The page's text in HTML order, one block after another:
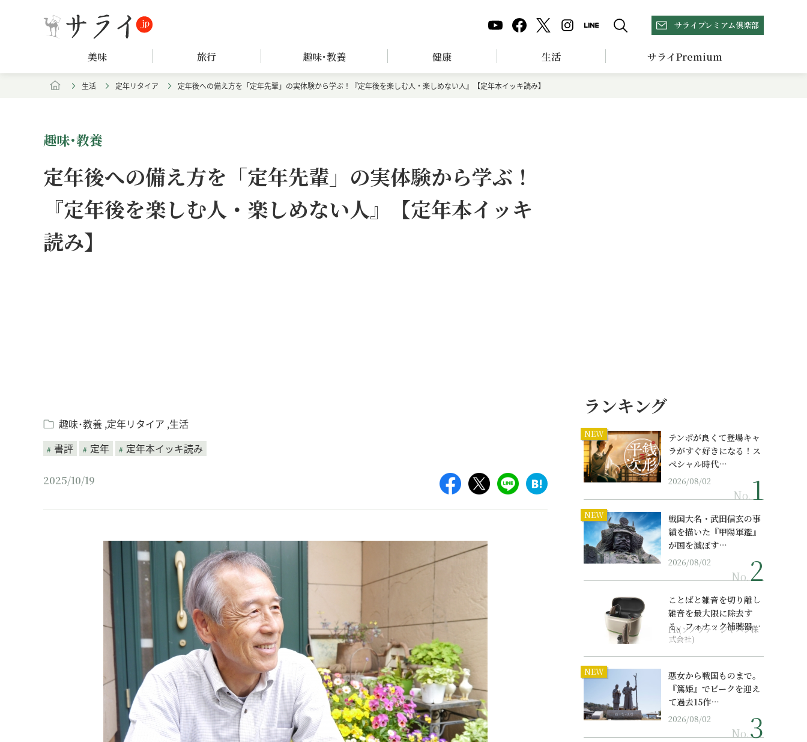
サライプレミアム倶楽部
美味 旅行 趣味･教養 健康 生活 サライPremium
生活 定年リタイア 定年後への備え方を「定年先輩」の実体験から学ぶ！『定年後を楽しむ人・楽しめない人』【定年本イッキ読み】
趣味･教養
定年後への備え方を「定年先輩」の実体験から学ぶ！
『定年後を楽しむ人・楽しめない人』【定年本イッキ
読み】
趣味･教養 定年リタイア 生活
書評
定年 定年本イッキ読み
2025/10/19
ランキング
NEW
テンポが良くて登場キャ
ラがすぐ好きになる！ス
ペシャル時代…
2026/08/02
No.
NEW
戦国大名・武田信玄の事
績を描いた『甲陽軍鑑』
が国を滅ぼす…
2026/08/02
No.
ことばと雑音を切り離し
雑音を最大限に除去す
る、フォナック補聴器の
最上位モデル
PR(ソノヴァ・ジャパン株
式会社)
NEW
悪女から戦国ものまで。
『篤姫』でピークを迎え
て過去15作…
2026/08/02
No.